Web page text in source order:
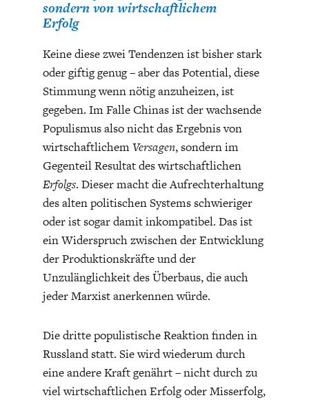
DAS POST-CORONA-
ZEITALTER
STATUS QUO DER
DEUTSCHEN VWL
ÖKONOMENSZENE
OUTPUT GAP
sondern von wirtschaftlichem
Erfolg
Keine diese zwei Tendenzen ist bisher stark
oder giftig genug – aber das Potential, diese
Stimmung wenn nötig anzuheizen, ist
gegeben. Im Falle Chinas ist der wachsende
Populismus also nicht das Ergebnis von
wirtschaftlichemVersagen, sondern im
Gegenteil Resultat des wirtschaftlichen
Erfolgs. Dieser macht die Aufrechterhaltung
des alten politischen Systems schwieriger
oder ist sogar damit inkompatibel. Das ist
ein Widerspruch zwischen der Entwicklung
der Produktionskräfte und der
Unzulänglichkeit des Überbaus, die auch
jeder Marxist anerkennen würde.
Die dritte populistische Reaktion finden in
Russland statt. Sie wird wiederum durch
eine andere Kraft genährt – nicht durch zu
viel wirtschaftlichen Erfolg oder Misserfolg,